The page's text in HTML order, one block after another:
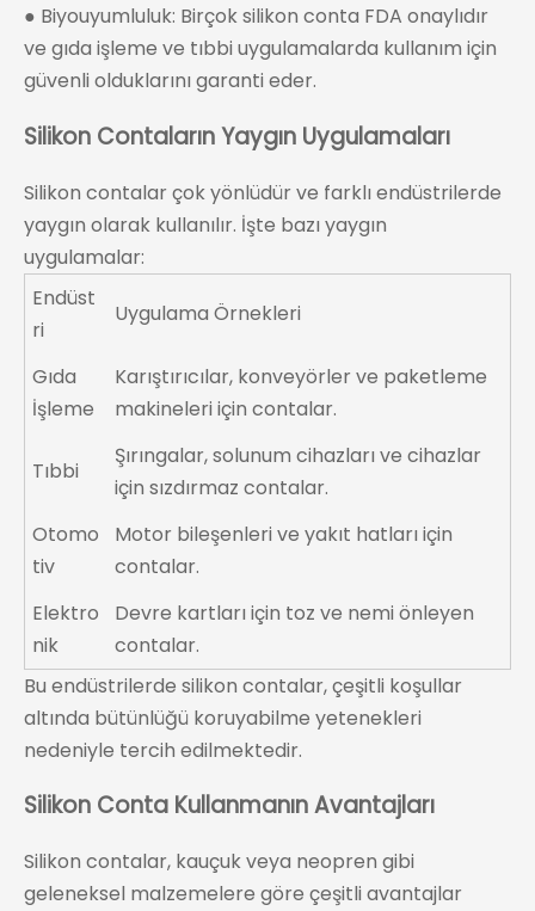
● Biyouyumluluk: Birçok silikon conta FDA onaylıdır
ve gıda işleme ve tıbbi uygulamalarda kullanım için
güvenli olduklarını garanti eder.
Silikon Contaların Yaygın Uygulamaları
Silikon contalar çok yönlüdür ve farklı endüstrilerde
yaygın olarak kullanılır. İşte bazı yaygın
uygulamalar:
Endüst
ri
Uygulama Örnekleri
Gıda
İşleme
Karıştırıcılar, konveyörler ve paketleme
makineleri için contalar.
Tıbbi
Şırıngalar, solunum cihazları ve cihazlar
için sızdırmaz contalar.
Otomo
tiv
Motor bileşenleri ve yakıt hatları için
contalar.
Elektro
nik
Devre kartları için toz ve nemi önleyen
contalar.
Bu endüstrilerde silikon contalar, çeşitli koşullar
altında bütünlüğü koruyabilme yetenekleri
nedeniyle tercih edilmektedir.
Silikon Conta Kullanmanın Avantajları
Silikon contalar, kauçuk veya neopren gibi
geleneksel malzemelere göre çeşitli avantajlar